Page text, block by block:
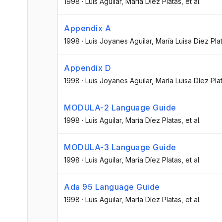
Appendix A
1998 · Luis Joyanes Aguilar, María Luisa Díez
Appendix D
1998 · Luis Joyanes Aguilar, María Luisa Díez
MODULA-2 Language Guide
1998 · Luis Aguilar, María Díez Platas , et al.
MODULA-3 Language Guide
1998 · Luis Aguilar, María Díez Platas , et al.
Ada 95 Language Guide
1998 · Luis Aguilar, María Díez Platas , et al.